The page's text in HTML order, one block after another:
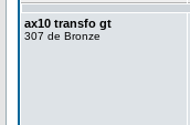
ax10 transfo gt
307 de Bronze